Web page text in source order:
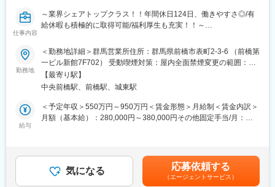
ています。
・年齢や役職に関係なくフラットに議論・相談をおこなえる組織
です。
・自分自身のアイデアを具現化するために実際に自分たちの手足
を動かして、スピード感を持って業務にあたっています。
・現在のメンバーは全員知識豊富なベテランなので、わからない
こと、困ったことはがあったら気兼ねなく相談できる組織です。
を行っています。そのためにも製造工法面の大きな変革を目指
し、新しい価値を生み展開していく業務領域を増やすために、新
たなスキル・経験をもった人財を募集します。
仕事内容
～業界シェアトップクラス！！年間休日124日、働きやすさ◎/有
給休暇も積極的に取得可能/福利厚生も充実！！～
★官公庁や大手ゼネコンなどと取引中！地下トンネルや橋などの
建設に必要な自社コンクリート製品の提案を担当★数十億円規模
の大型案件にも関われます
＼扱う商材はシェアトップクラス／
PC（プレストレストコンクリート）構造物の建設をはじめ、コン
クリート二次製品の設計・開発・製造・補修を行う当社の営業と
してご活躍いただきます。
社等の優良企業に対し製品・技術のPRや提案をします。工事予定
現場を下見に行ったり、設計や現場監督との打合せ等もお任せし
ます。
勤務地
＜勤務地詳細＞群馬営業所住所：群馬県前橋市表町2-3-6 （前橋第
一ビル新館7F702） 受動喫煙対策：屋内全面禁煙変更の範囲：会
社の定める事業所
【最寄り駅】
中央前橋駅、前橋駅、城東駅
給与
＜予定年収＞550万円～950万円＜賃金形態＞月給制＜賃金内訳＞
月額（基本給）：280,000円～380,000円その他固定手当/月：
月）昨年実績 年2回/6.5ヶ月賃金はあくまでも目安の金額であ
り、選考を通じて上下する可能性があります。月給(月額)は固定手
気になる 応募依頼する
（エージェントサービス）